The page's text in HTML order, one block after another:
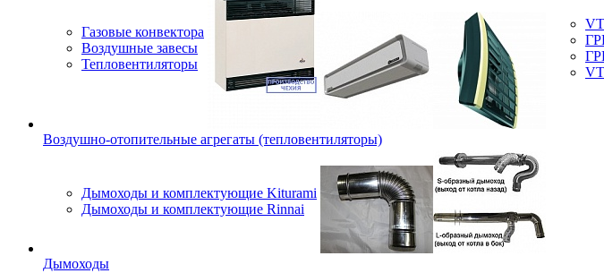
Газовые конвектора
Воздушные завесы
Тепловентиляторы
Воздушно-отопительные агрегаты (тепловентиляторы)
Дымоходы и комплектующие Kiturami
Дымоходы и комплектующие Rinnai
Дымоходы